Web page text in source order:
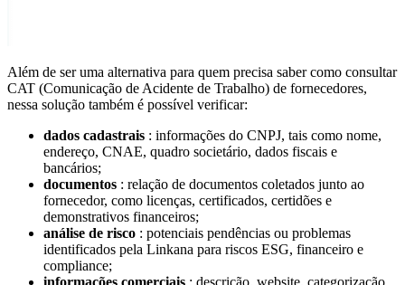
Além de ser uma alternativa para quem precisa saber como consultar
CAT (Comunicação de Acidente de Trabalho) de fornecedores,
nessa solução também é possível verificar:
dados cadastrais : informações do CNPJ, tais como nome,
endereço, CNAE, quadro societário, dados fiscais e
bancários;
documentos : relação de documentos coletados junto ao
fornecedor, como licenças, certificados, certidões e
demonstrativos financeiros;
análise de risco : potenciais pendências ou problemas
identificados pela Linkana para riscos ESG, financeiro e
compliance;